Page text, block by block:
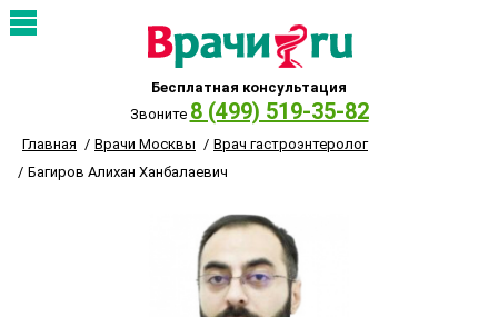
Бесплатная консультация
Звоните 8 (499) 519-35-82
Главная Врачи Москвы
Врач гастроэнтеролог
Багиров Алихан Ханбалаевич